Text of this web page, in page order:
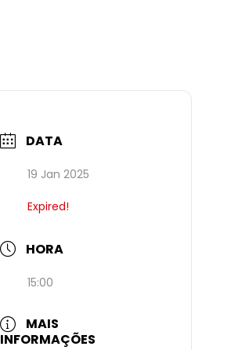
DATA
19 Jan 2025
Expired!
HORA
15:00
MAIS
INFORMAÇÕES